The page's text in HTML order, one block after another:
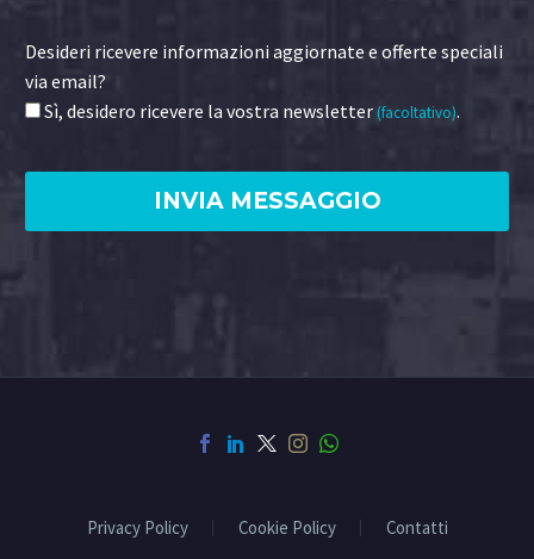
Desideri ricevere informazioni aggiornate e offerte speciali
via email?
Sì, desidero ricevere la vostra newsletter(facoltativo).
Privacy Policy Cookie Policy Contatti